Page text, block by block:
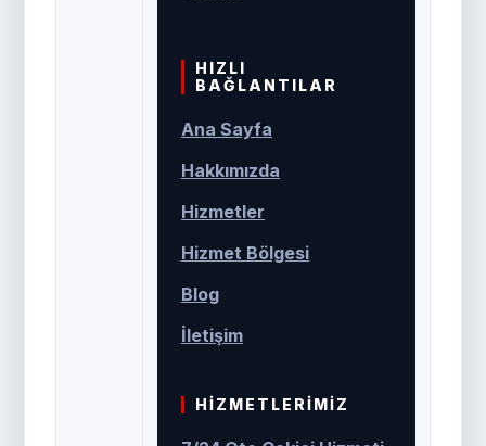
HIZLI
BAĞLANTILAR
Ana Sayfa
Hakkımızda
Hizmetler
Hizmet Bölgesi
Blog
İletişim
HIZMETLERIMIZ